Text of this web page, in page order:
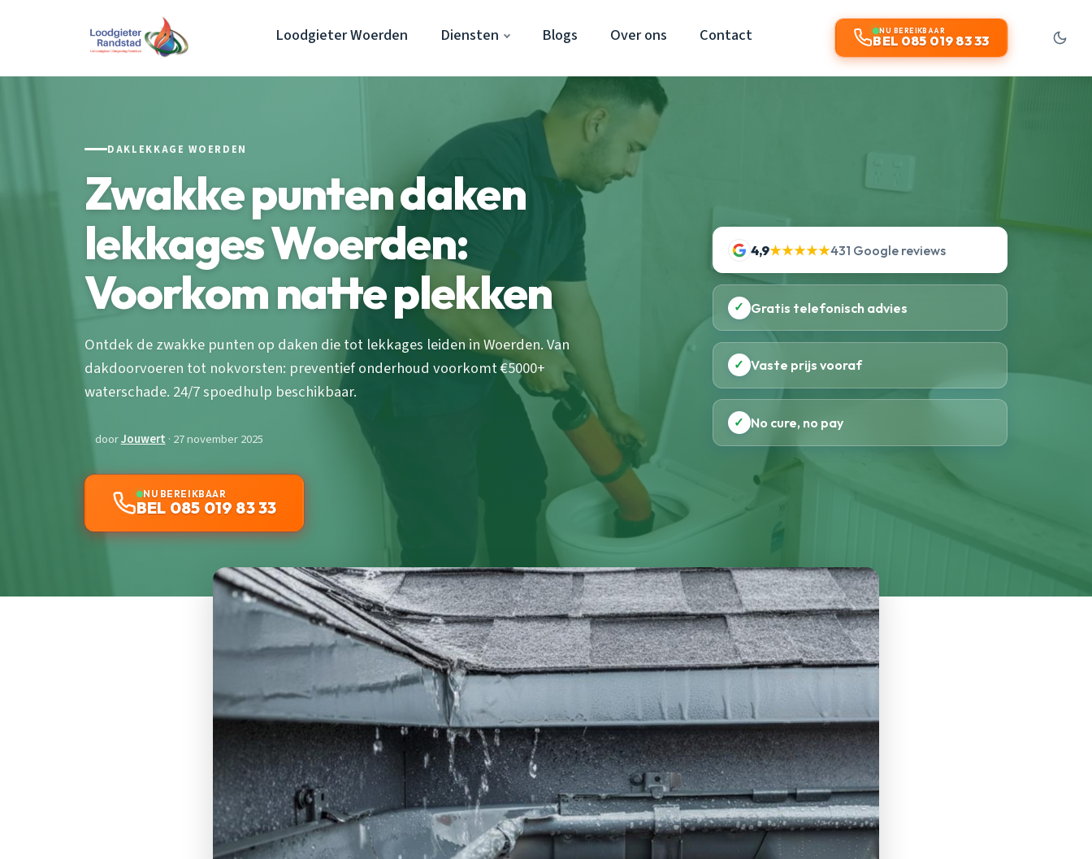
Loodgieter Woerden Diensten Blogs Over ons Contact NU BEREIKBAAR
BEL 085 019 83 33
DAKLEKKAGE WOERDEN
Zwakke punten daken
lekkages Woerden:
Voorkom natte plekken
Ontdek de zwakke punten op daken die tot lekkages leiden in Woerden. Van
dakdoorvoeren tot nokvorsten: preventief onderhoud voorkomt €5000+
waterschade. 24/7 spoedhulp beschikbaar.
doorJouwert · 27 november 2025
NU BEREIKBAAR
BEL 085 019 83 33
4,9★★★★★431 Google reviews
✓ Gratis telefonisch advies
✓ Vaste prijs vooraf
✓ No cure, no pay